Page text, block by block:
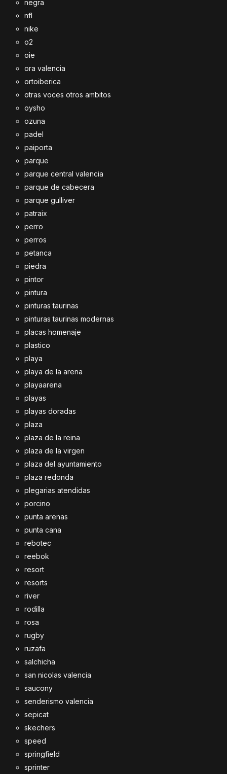
negra
nfl
nike
o2
oie
ora valencia
ortoiberica
otras voces otros ambitos
oysho
ozuna
padel
paiporta
parque
parque central valencia
parque de cabecera
parque gulliver
patraix
perro
perros
petanca
piedra
pintor
pintura
pinturas taurinas
pinturas taurinas modernas
placas homenaje
plastico
playa
playa de la arena
playaarena
playas
playas doradas
plaza
plaza de la reina
plaza de la virgen
plaza del ayuntamiento
plaza redonda
plegarias atendidas
porcino
punta arenas
punta cana
rebotec
reebok
resort
resorts
river
rodilla
rosa
rugby
ruzafa
salchicha
san nicolas valencia
saucony
senderismo valencia
sepicat
skechers
speed
springfield
sprinter